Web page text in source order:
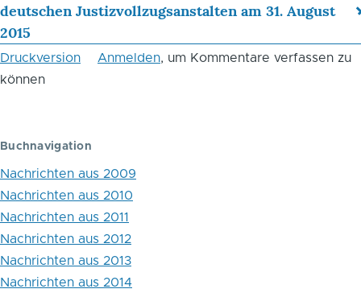
im
Buch
Neues
-
Jugendgewalt
in
der
deutschen Justizvollzugsanstalten am 31. August
2015
Druckversion Anmelden, um Kommentare verfassen zu
können
Buchnavigation
Nachrichten aus 2009
Nachrichten aus 2010
Nachrichten aus 2011
Nachrichten aus 2012
Nachrichten aus 2013
Nachrichten aus 2014